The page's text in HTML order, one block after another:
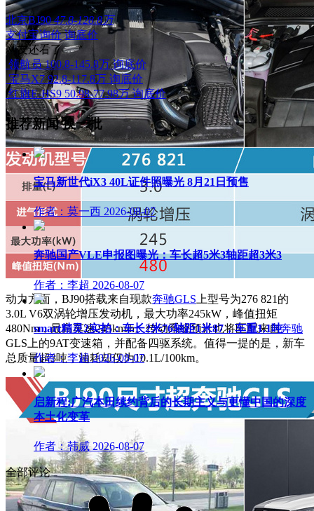
动力方面，BJ90搭载来自现款奔驰GLS 上型号为276 821的
3.0L V6双涡轮增压发动机，最大功率245kW，峰值扭矩
480Nm，最高车速245km/h。传动系统预计也将匹配来自奔驰
GLS上的9AT变速箱，并配备四驱系统。值得一提的是，新车
总质量超3吨，油耗却仅为10.1L/100km。
北京BJ90 47.8-128.8万
支付宝询价 询底价
网友还看了
领航员 100.8-145.8万 询底价
宝马X7 92.8-117.8万 询底价
红旗E-HS9 50.98-77.98万 询底价
推荐新闻换一批
宝马新世代iX3 40L证件照曝光 8月21日预售
作者：莫一西 2026-08-07
奔驰国产VLE申报图曝光：车长超5米3轴距超3米3
作者：李超 2026-08-07
smart精灵2实拍：车长2米76轴距1米87，车重1.1吨
作者：李超 2026-08-07
启新程:广汽本田续约背后的长期主义与更懂中国的深度
本土化变革
作者：韩威 2026-08-07
全部评论